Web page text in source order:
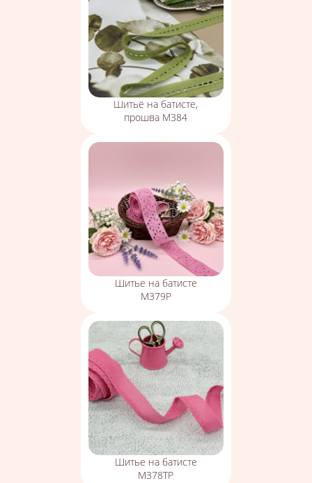
Шитьё на батисте,
прошва М384
Шитье на батисте
М379Р
Шитье на батисте
М378ТР